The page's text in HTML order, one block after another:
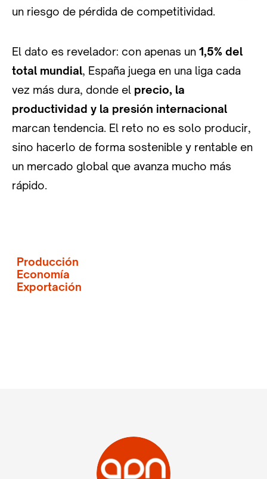
un riesgo de pérdida de competitividad.
El dato es revelador: con apenas un 1,5% del
total mundial, España juega en una liga cada
vez más dura, donde el precio, la
productividad y la presión internacional
marcan tendencia. El reto no es solo producir,
sino hacerlo de forma sostenible y rentable en
un mercado global que avanza mucho más
rápido.
Producción
Economía
Exportación